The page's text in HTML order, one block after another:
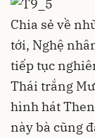
Chia sẻ về
tới, Nghệ
tiếp tục
Thái trắng
hình hát
này bà cũng